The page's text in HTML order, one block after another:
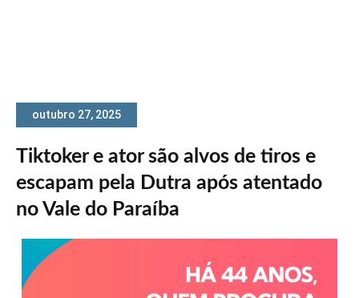
outubro 27, 2025
Tiktoker e ator são alvos de tiros e
escapam pela Dutra após atentado
no Vale do Paraíba